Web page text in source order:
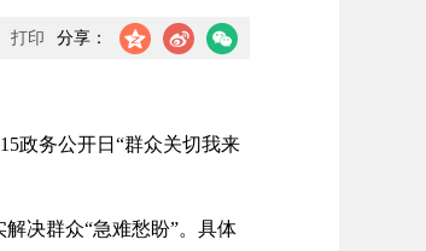
分享：
打印
政务公开日“群众关切我来
决群众“急难愁盼”。具体